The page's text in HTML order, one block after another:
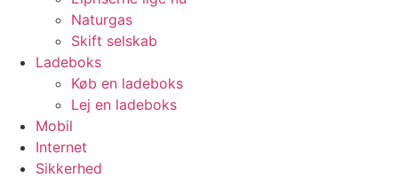
Naturgas
Skift selskab
Ladeboks
Køb en ladeboks
Lej en ladeboks
Mobil
Internet
Sikkerhed